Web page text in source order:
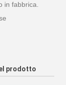
in fabbrica.
prodotto